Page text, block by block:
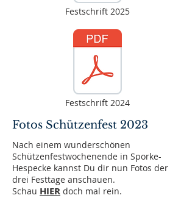
Festschrift 2025
Festschrift 2024
Fotos Schützenfest 2023
Nach einem wunderschönen
Schützenfestwochenende in Sporke-
Hespecke kannst Du dir nun Fotos der
drei Festtage anschauen.
Schau HIER doch mal rein.